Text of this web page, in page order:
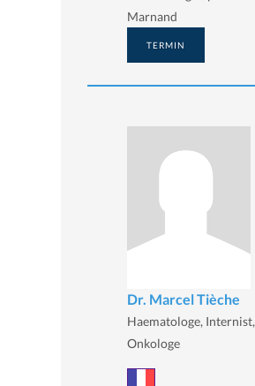
Marnand
TERMIN
Dr. Marcel Tièche
Haematologe, Internist,
Onkologe